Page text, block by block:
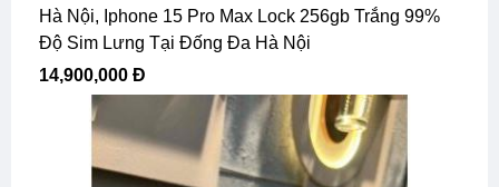
Hà Nội, Iphone 15 Pro Max Lock 256gb Trắng 99%
Độ Sim Lưng Tại Đống Đa Hà Nội
14,900,000 Đ